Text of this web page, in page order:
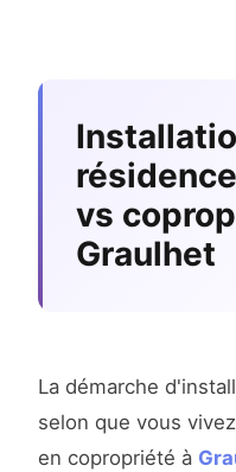
vs
Graulhet
La démarche
selon que vous
en copropriété à